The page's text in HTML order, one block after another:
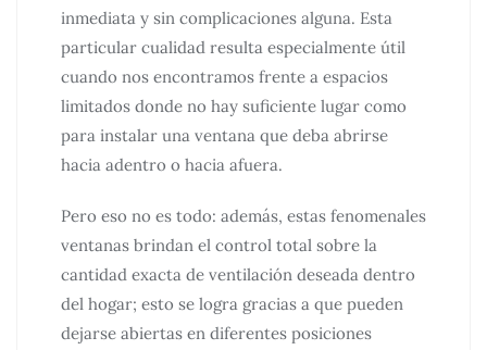
inmediata y sin complicaciones alguna. Esta
particular cualidad resulta especialmente útil
cuando nos encontramos frente a espacios
limitados donde no hay suficiente lugar como
para instalar una ventana que deba abrirse
hacia adentro o hacia afuera.
Pero eso no es todo: además, estas fenomenales
ventanas brindan el control total sobre la
cantidad exacta de ventilación deseada dentro
del hogar; esto se logra gracias a que pueden
dejarse abiertas en diferentes posiciones